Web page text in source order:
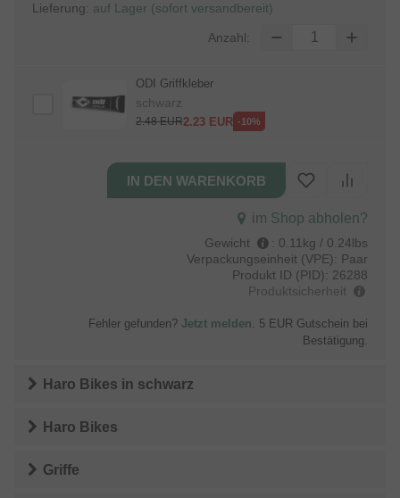
Lieferung: auf Lager (sofort versandbereit)
Anzahl:
ODI Griffkleber
schwarz
2.48EUR2.23 EUR -10%
im Shop abholen?
Gewicht : 0.11kg / 0.24lbs
Verpackungseinheit (VPE): Paar
Produkt ID (PID): 26288
Produktsicherheit
Fehler gefunden? Jetzt melden. 5 EUR Gutschein bei
Bestätigung.
Haro Bikes in schwarz
Haro Bikes
Griffe